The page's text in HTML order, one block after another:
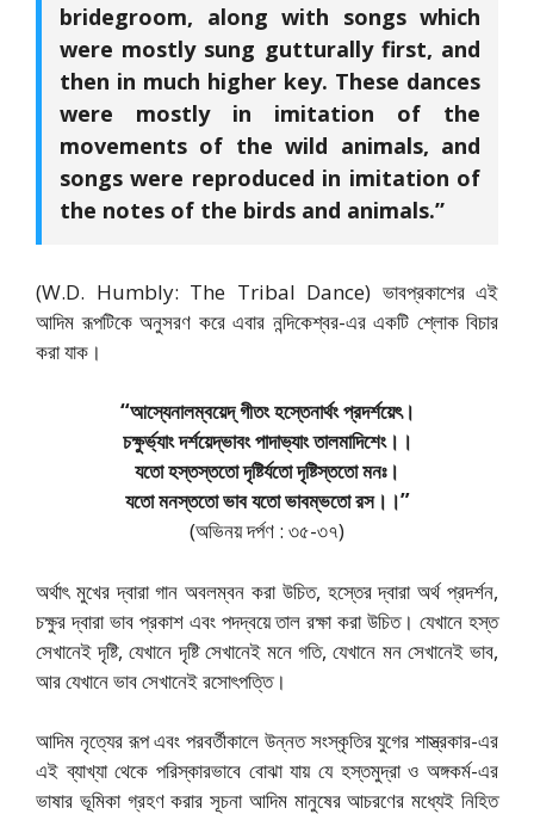
bridegroom, along with songs which
were mostly sung gutturally first, and
then in much higher key. These dances
were mostly in imitation of the
movements of the wild animals, and
songs were reproduced in imitation of
the notes of the birds and animals.”
(W.D. Humbly: The Tribal Dance) ভাবপ্রকাশের এই
আদিম রূপটিকে অনুসরণ করে এবার নন্দিকেশ্বর-এর একটি শ্লোক বিচার
করা যাক।
“আস্যেনালম্বয়েদ্ গীতং হস্তেনার্থং প্রদর্শয়েৎ।
চক্ষুর্ভ্যাং দর্শয়েদ্ভাবং পাদাভ্যাং তালমাদিশেং।।
যতো হস্তস্ততো দৃষ্টির্যতো দৃষ্টিস্ততো মনঃ।
যতো মনস্ততো ভাব যতো ভাবম্ভতো রস।।”
(অভিনয় দর্পণ : ৩৫-৩৭)
অর্থাৎ মুখের দ্বারা গান অবলম্বন করা উচিত, হস্তের দ্বারা অর্থ প্রদর্শন,
চক্ষুর দ্বারা ভাব প্রকাশ এবং পদদ্বয়ে তাল রক্ষা করা উচিত। যেখানে হস্ত
সেখানেই দৃষ্টি, যেখানে দৃষ্টি সেখানেই মনে গতি, যেখানে মন সেখানেই ভাব,
আর যেখানে ভাব সেখানেই রসোৎপত্তি।
আদিম নৃত্যের রূপ এবং পরবর্তীকালে উন্নত সংস্কৃতির যুগের শাস্ত্রকার-এর
এই ব্যাখ্যা থেকে পরিস্কারভাবে বোঝা যায় যে হস্তমুদ্রা ও অঙ্গকর্ম-এর
ভাষার ভূমিকা গ্রহণ করার সূচনা আদিম মানুষের আচরণের মধ্যেই নিহিত